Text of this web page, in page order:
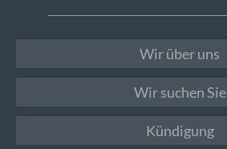
Wir über uns
Wir suchen Sie
Kündigung